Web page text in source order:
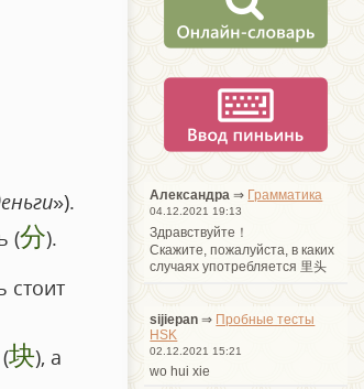
»).
(分).
стоит
块), а
Александра ⇒ Грамматика
04.12.2021 19:13
Здравствуйте！
Cкажите, пожалуйста, в каких
случаях употребляется 里头
sijiepan ⇒ Пробные тесты
HSK
02.12.2021 15:21
wo hui xie